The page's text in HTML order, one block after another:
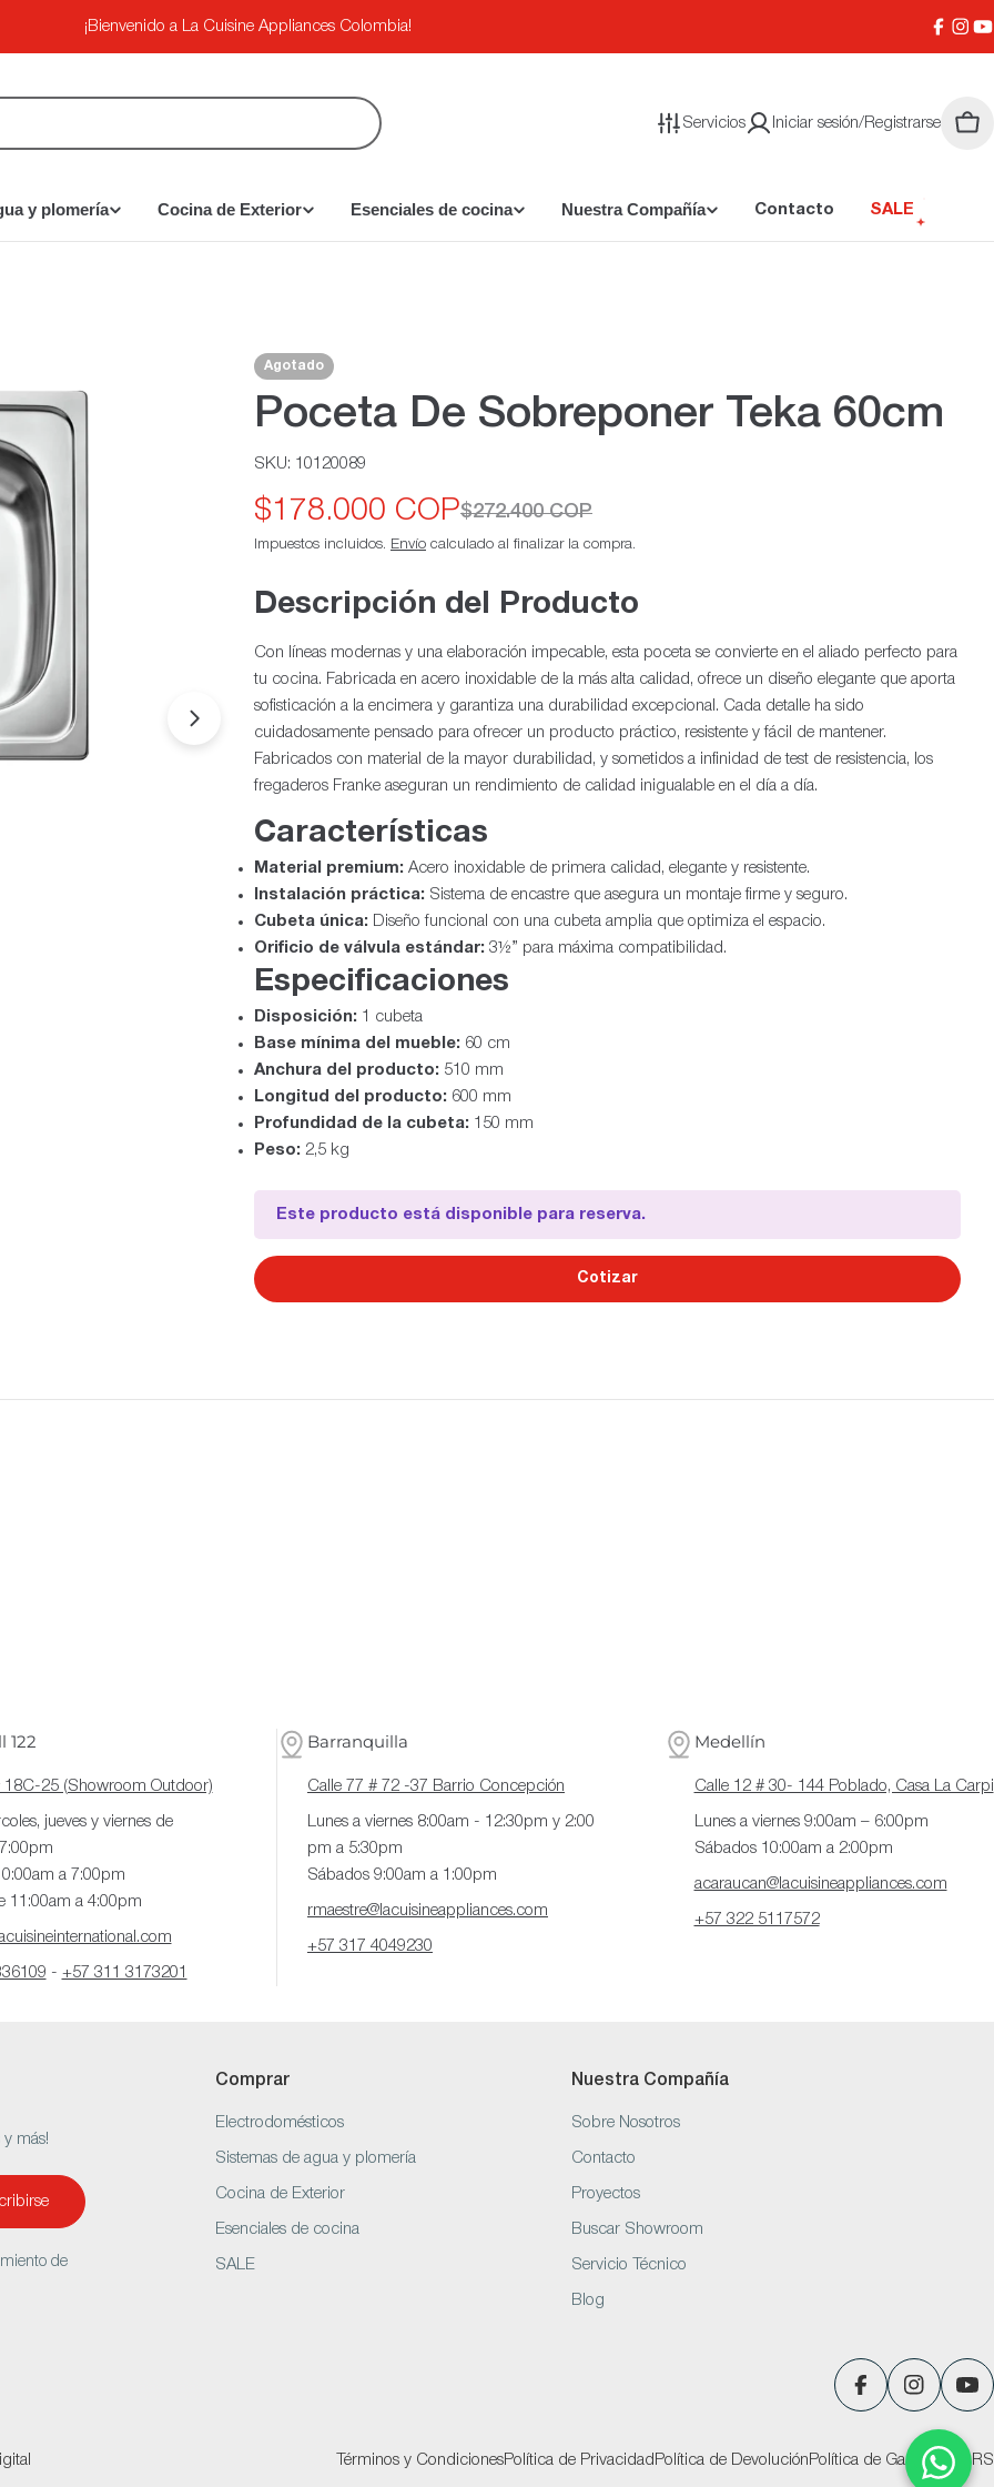
¡Bienvenido a La Cuisine Appliances Colombia!
Servicios Iniciar sesión/Registrarse
y plomería Cocina de Exterior Esenciales de cocina Nuestra Compañía Contacto SALE
Abrir medios 1 en modal
Agotado
Poceta De Sobreponer Teka 60cm
SKU: 10120089
Precio
de
oferta
$178.000 COP
Precio
habitual
$272.400 COP
Impuestos incluidos. Envío calculado al finalizar la compra.
Descripción del Producto
Con líneas modernas y una elaboración impecable, esta poceta se convierte en el aliado perfecto para
tu cocina. Fabricada en acero inoxidable de la más alta calidad, ofrece un diseño elegante que aporta
sofisticación a la encimera y garantiza una durabilidad excepcional. Cada detalle ha sido
cuidadosamente pensado para ofrecer un producto práctico, resistente y fácil de mantener.
Fabricados con material de la mayor durabilidad, y sometidos a infinidad de test de resistencia, los
fregaderos Franke aseguran un rendimiento de calidad inigualable en el día a día.
Características
Material premium: Acero inoxidable de primera calidad, elegante y resistente.
Instalación práctica: Sistema de encastre que asegura un montaje firme y seguro.
Cubeta única: Diseño funcional con una cubeta amplia que optimiza el espacio.
Orificio de válvula estándar: 3½” para máxima compatibilidad.
Especificaciones
Disposición: 1 cubeta
Base mínima del mueble: 60 cm
Anchura del producto: 510 mm
Longitud del producto: 600 mm
Profundidad de la cubeta: 150 mm
Peso: 2,5 kg
Este producto está disponible para reserva.
Cotizar
122
18C-25 (Showroom Outdoor)
jueves y viernes de
a 7:00pm
11:00am a 4:00pm
- +57 311 3173201
Barranquilla
Calle 77 # 72 -37 Barrio Concepción
Lunes a viernes 8:00am - 12:30pm y 2:00
pm a 5:30pm
Sábados 9:00am a 1:00pm
rmaestre@lacuisineappliances.com
+57 317 4049230
Medellín
Calle 12 # 30- 144 Poblado, Casa La Carpi
Lunes a viernes 9:00am – 6:00pm
Sábados 10:00am a 2:00pm
acaraucan@lacuisineappliances.com
+57 322 5117572
y más!
de
Comprar
Electrodomésticos
Sistemas de agua y plomería
Cocina de Exterior
Esenciales de cocina
SALE
Nuestra Compañía
Sobre Nosotros
Contacto
Proyectos
Buscar Showroom
Servicio Técnico
Blog
FacebookInstagram
Términos y CondicionesPolítica de Privacidad Política de Devolución Política de Garantías PQRS